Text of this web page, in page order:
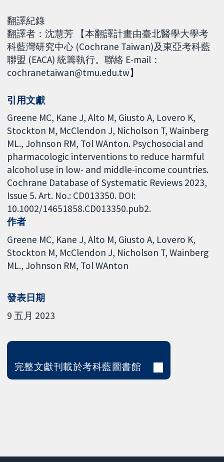
翻譯紀錄
翻譯者：沈慧芳 【本翻譯計畫由臺北醫學大學考
科藍灣研究中心 (Cochrane Taiwan)及東亞考科藍
聯盟 (EACA) 統籌執行。聯絡 E-mail：
cochranetaiwan@tmu.edu.tw】
引用文獻
Greene MC, Kane J, Alto M, Giusto A, Lovero K,
Stockton M, McClendon J, Nicholson T, Wainberg
ML., Johnson RM, Tol WAnton. Psychosocial and
pharmacologic interventions to reduce harmful
alcohol use in low- and middle-income countries.
Cochrane Database of Systematic Reviews 2023,
Issue 5. Art. No.: CD013350. DOI:
10.1002/14651858.CD013350.pub2.
作者
Greene MC Kane J Alto M Giusto A Lovero K
Stockton M McClendon J Nicholson T Wainberg
ML. Johnson RM Tol WAnton
發表日期
9 五月 2023
完整文獻刊載於考科藍圖書館